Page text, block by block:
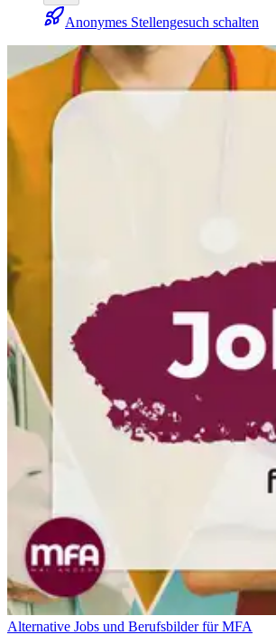
Anonymes Stellengesuch schalten
Alternative Jobs und Berufsbilder für MFA